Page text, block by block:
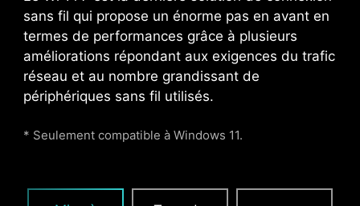
sans fil qui propose un énorme pas en avant en
termes de performances grâce à plusieurs
améliorations répondant aux exigences du trafic
réseau et au nombre grandissant de
périphériques sans fil utilisés.
* Seulement compatible à Windows 11.
Armor protège les points
de contact contre les
interférences
électromagnétiques.
ALIMENTATION PCIE
Le connecteur d'alimentation PCIe